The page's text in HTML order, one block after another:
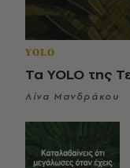
YOLO
Τα YOLO της
Λίνα Μανδράκου